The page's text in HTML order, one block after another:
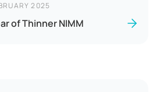
2025
of Thinner NIMM